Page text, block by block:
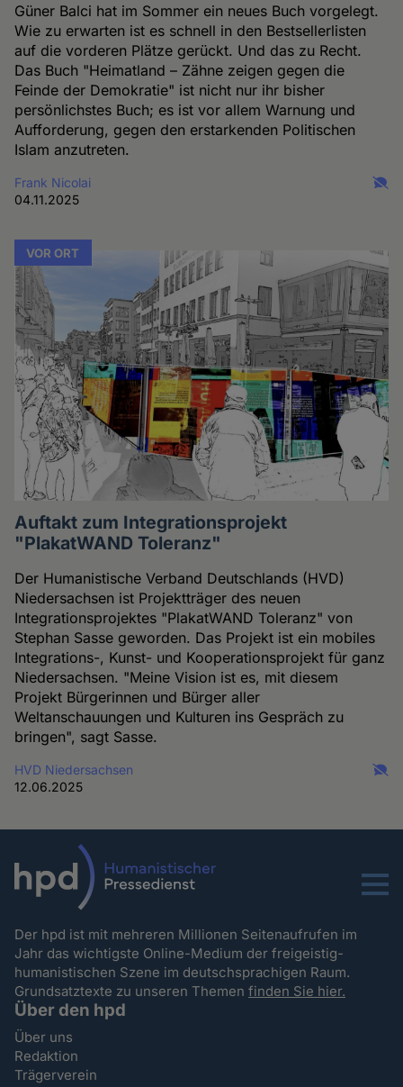
Güner Balci hat im Sommer ein neues Buch vorgelegt.
Wie zu erwarten ist es schnell in den Bestsellerlisten
auf die vorderen Plätze gerückt. Und das zu Recht.
Das Buch "Heimatland – Zähne zeigen gegen die
Feinde der Demokratie" ist nicht nur ihr bisher
persönlichstes Buch; es ist vor allem Warnung und
Aufforderung, gegen den erstarkenden Politischen
Islam anzutreten.
Frank Nicolai
04.11.2025
VOR ORT
Auftakt zum Integrationsprojekt
"PlakatWAND Toleranz"
Der Humanistische Verband Deutschlands (HVD)
Niedersachsen ist Projektträger des neuen
Integrationsprojektes "PlakatWAND Toleranz" von
Stephan Sasse geworden. Das Projekt ist ein mobiles
Integrations-, Kunst- und Kooperationsprojekt für ganz
Niedersachsen. "Meine Vision ist es, mit diesem
Projekt Bürgerinnen und Bürger aller
Weltanschauungen und Kulturen ins Gespräch zu
bringen", sagt Sasse.
HVD Niedersachsen
12.06.2025
Menu
Der hpd ist mit mehreren Millionen Seitenaufrufen im
Jahr das wichtigste Online-Medium der freigeistig-
humanistischen Szene im deutschsprachigen Raum.
Grundsatztexte zu unseren Themenfinden Sie hier.
Über den hpd
Über uns
Redaktion
Trägerverein